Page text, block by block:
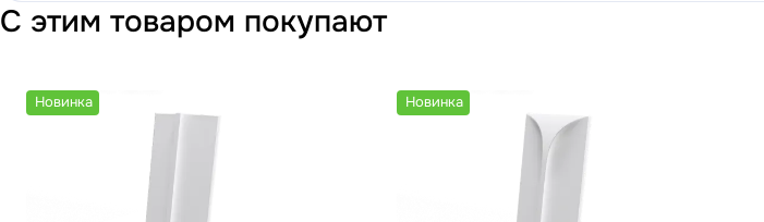
С этим товаром покупают
Новинка Новинка